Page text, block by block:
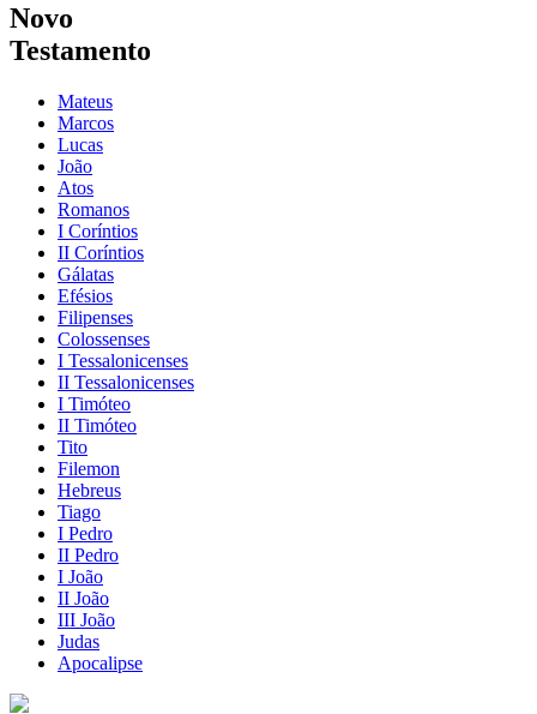
Novo
Testamento
Mateus
Marcos
Lucas
João
Atos
Romanos
I Coríntios
II Coríntios
Gálatas
Efésios
Filipenses
Colossenses
I Tessalonicenses
II Tessalonicenses
I Timóteo
II Timóteo
Tito
Filemon
Hebreus
Tiago
I Pedro
II Pedro
I João
II João
III João
Judas
Apocalipse